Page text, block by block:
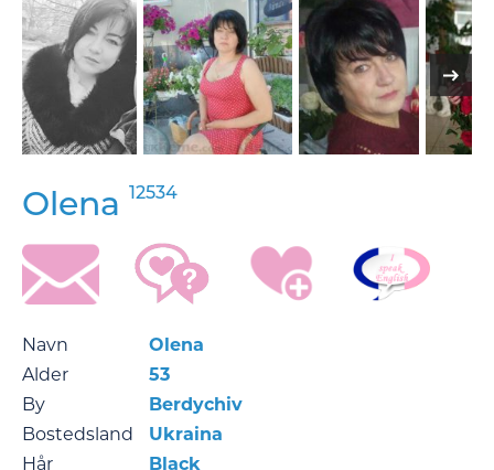
Olena 12534
Navn
Olena
Alder
53
By
Berdychiv
Bostedsland
Ukraina
Hår
Black